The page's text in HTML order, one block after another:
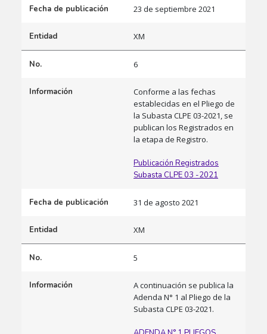
Fecha de publicación 23 de septiembre 2021
Entidad XM
No. 6
Información
Conforme a las fechas
establecidas en el Pliego de
la Subasta CLPE 03-2021, se
publican los Registrados en
la etapa de Registro.​
Publicación Registrados
Subasta CLPE 03 -2021
Fecha de publicación 31 de agosto 2021
Entidad XM
No. 5
Información
A continuación se publica la
Adenda N° 1 al Pliego de la
Subasta CLPE 03-2021.